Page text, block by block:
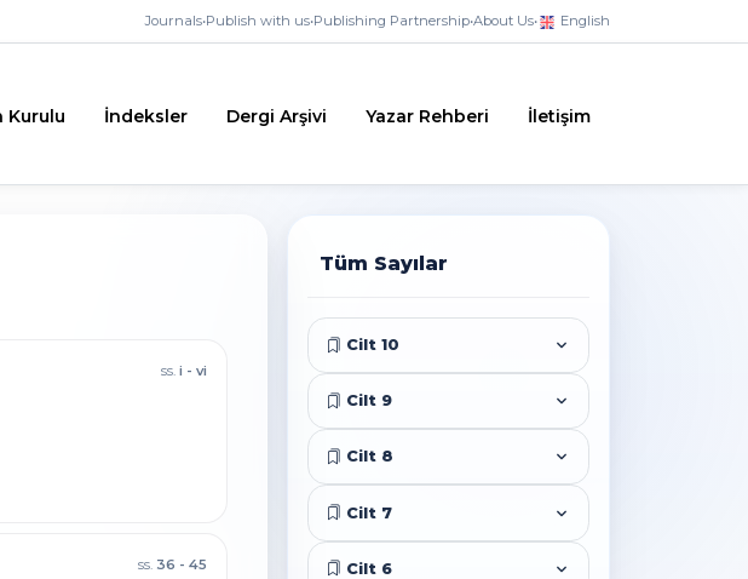
Journals•Publish with us•Publishing Partnership•About Us• English
Kurulu İndeksler Dergi Arşivi Yazar Rehberi İletişim
ss. i - vi
ss. 36 - 45
Tüm Sayılar
Cilt 10
Cilt 9
Cilt 8
Cilt 7
Cilt 6